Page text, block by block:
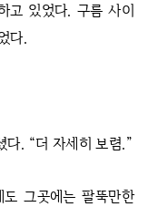
고 있었다. 구름 사이
다.
다. “더 자세히 보렴.”
그곳에는 팔뚝만한